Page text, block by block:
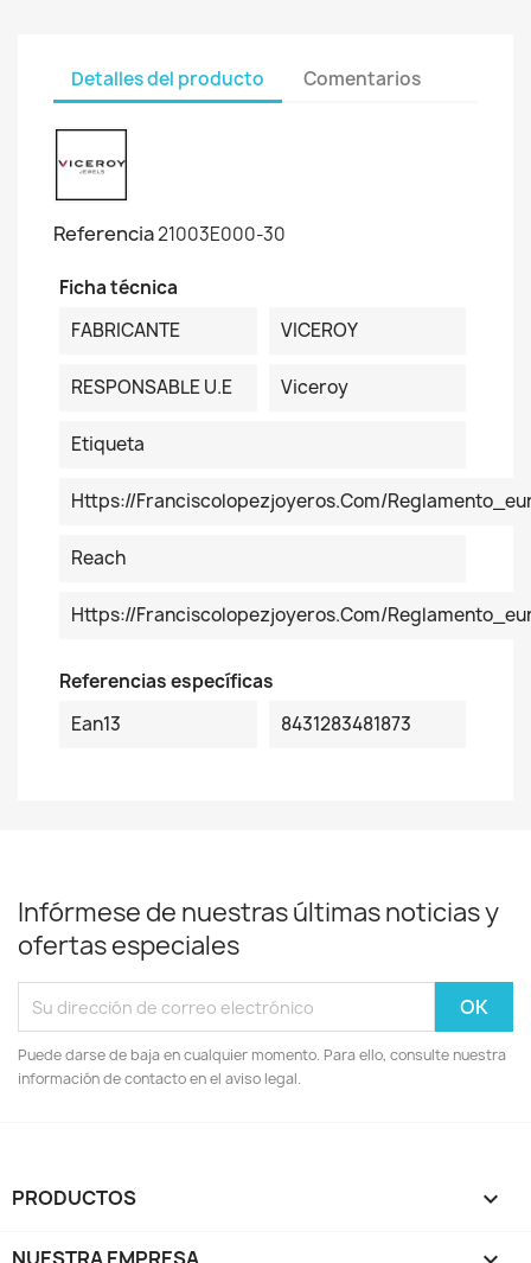
Detalles del producto Comentarios
Referencia21003E000-30
Ficha técnica
FABRICANTE
VICEROY
RESPONSABLE U.E Viceroy
Etiqueta
Https://franciscolopezjoyeros.com/
Reach
Https://franciscolopezjoyeros.com/
Referencias específicas
Ean13
8431283481873
Infórmese de nuestras últimas noticias y
ofertas especiales
Puede darse de baja en cualquier momento. Para ello, consulte nuestra
información de contacto en el aviso legal.
PRODUCTOS 